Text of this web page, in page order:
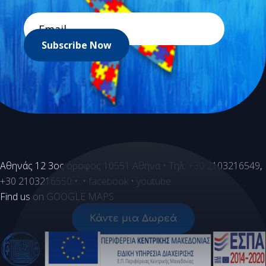
Subscribe Now
Aθηνάς 12 3ος όροφος 10551 Αθήνα • Τηλ. +30 2103216549,
+30 2103216550 • • facebook • youtube
Find us on GOOGLE MAPS
Κάντε μια Δωρεά